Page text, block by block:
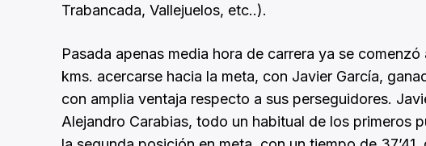
Trabancada, Vallejuelos, etc..).
Pasada apenas media hora de carrera ya se
kms. acercarse hacia la meta, con Javier García,
con amplia ventaja respecto a sus perseguidores.
Alejandro Carabias, todo un habitual de los primeros